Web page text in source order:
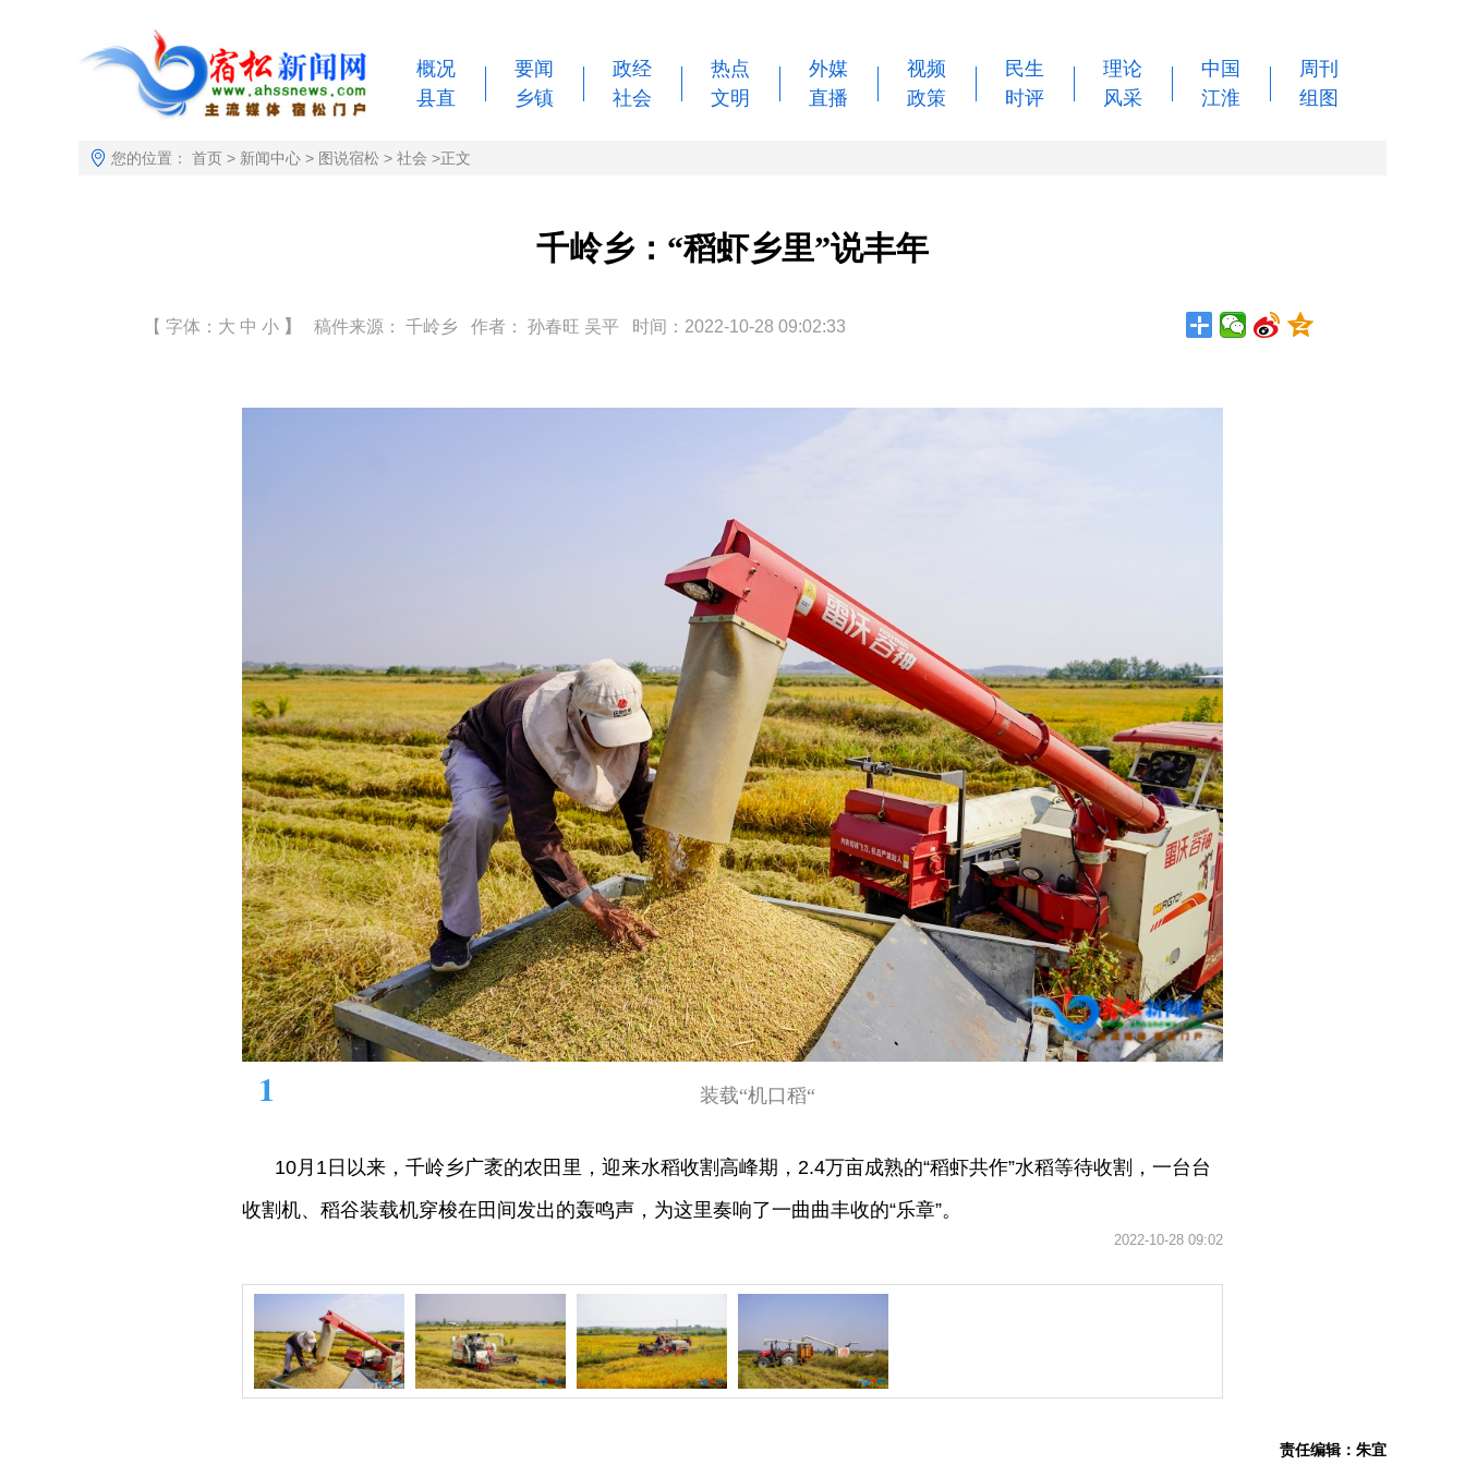
概况
县直
要闻
乡镇
政经
社会
热点
文明
外媒
直播
视频
政策
民生
时评
理论
风采
中国
江淮
周刊
组图
您的位置： 首页 > 新闻中心 > 图说宿松 > 社会 >正文
千岭乡：“稻虾乡里”说丰年
【 字体： 大 中 小 】 稿件来源： 千岭乡 作者： 孙春旺 吴平 时间：2022-10-28 09:02:33
1 装载“机口稻“
10月1日以来，千岭乡广袤的农田里，迎来水稻收割高峰期，2.4万亩成熟的“稻虾共作”水稻等待收割，一台台
收割机、稻谷装载机穿梭在田间发出的轰鸣声，为这里奏响了一曲曲丰收的“乐章”。
2022-10-28 09:02
责任编辑：朱宜